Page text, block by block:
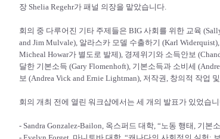
장 Shelia Regehr가 패널 의장을 맡았습니다.
회의 중 다루어진 기타 주제들은 BIG 사회를 위한 교육
and Jim Mulvale), 알라스카 모델 수출하기 (Karl
Micheal Howar가 별도로 발제), 경제위기와 소득안보
달한 기본소득 (Gary Flomenhoft), 기본소득과 소비세
보 (Andrea Vick and Ernie Lightman), 저작권, 창의적 작업
회의 개최 전에 열린 워크샵에서는 세 개의 발표가 있었습
- Sandra Gonzalez-Bailon, 옥스퍼드 대학, “노동 행태, 기본